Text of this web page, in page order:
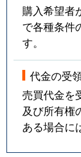
購入希望者
で各種条件
す。
代金の受
売買代金を
及び所有権
ある場合に